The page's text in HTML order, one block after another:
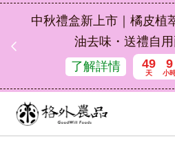
中秋禮盒新上市｜橘皮植
油去味・送禮自
了解詳情
49
天
9
小